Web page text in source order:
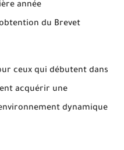
année
du Brevet
ceux qui débutent dans
acquérir une
dynamique